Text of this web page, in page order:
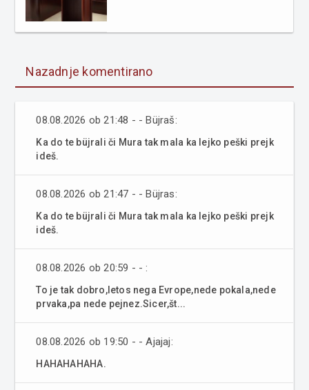
Nazadnje komentirano
08.08.2026 ob 21:48 - - Büjraš:
Ka do te büjrali či Mura tak mala ka lejko peški prejk
ideš.
08.08.2026 ob 21:47 - - Büjras:
Ka do te büjrali či Mura tak mala ka lejko peški prejk
ideš.
08.08.2026 ob 20:59 - - :
To je tak dobro,letos nega Evrope,nede pokala,nede
prvaka,pa nede pejnez.Sicer,št...
08.08.2026 ob 19:50 - - Ajajaj:
HAHAHAHAHA.